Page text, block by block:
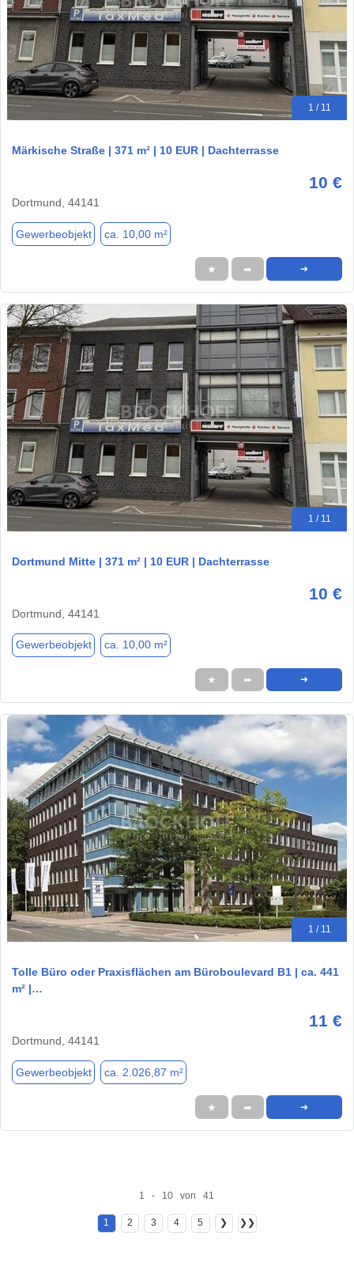
1 / 11
Märkische Straße | 371 m² | 10 EUR | Dachterrasse
10 €
Dortmund, 44141
Gewerbeobjekt ca. 10,00 m²
★ ➦ ➜
1 / 11
Dortmund Mitte | 371 m² | 10 EUR | Dachterrasse
10 €
Dortmund, 44141
Gewerbeobjekt ca. 10,00 m²
★ ➦ ➜
1 / 11
Tolle Büro oder Praxisflächen am Büroboulevard B1 | ca. 441
m² |…
11 €
Dortmund, 44141
Gewerbeobjekt ca. 2.026,87 m²
★ ➦ ➜
1 - 10 von 41
1 2 3 4 5 ❯ ❯❯